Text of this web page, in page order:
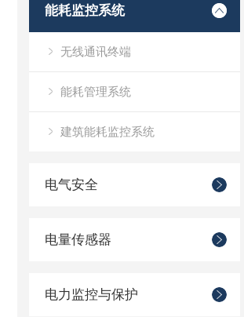
能耗监控系统
无线通讯终端
能耗管理系统
建筑能耗监控系统
电气安全
电量传感器
电力监控与保护